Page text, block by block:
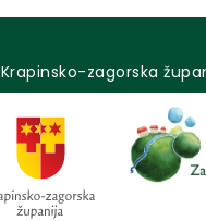
Krapinsko-zagorska